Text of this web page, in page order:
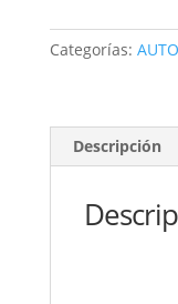
retrovisor
movible
Categorías:
Descripción